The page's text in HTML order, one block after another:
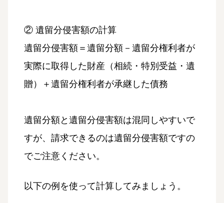
② 遺留分侵害額の計算
遺留分侵害額＝遺留分額－遺留分権利者が
実際に取得した財産（相続・特別受益・遺
贈）＋遺留分権利者が承継した債務
遺留分額と遺留分侵害額は混同しやすいで
すが、請求できるのは遺留分侵害額ですの
でご注意ください。
以下の例を使って計算してみましょう。